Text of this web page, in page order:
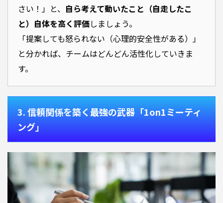
さい！」と、 自ら考えて動いたこと（自走したこ
と）自体を高く評価しましょう。
「提案しても怒られない（心理的安全性がある）」
と分かれば、チームはどんどん活性化していきま
す。
3. 信頼関係を築く最強の武器「1on1ミーティ
ング」